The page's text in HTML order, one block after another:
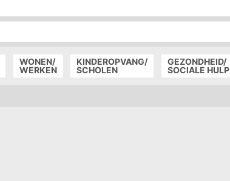
WONEN/
WERKEN
KINDEROPVANG/
SCHOLEN
GEZONDHEID/
SOCIALE HULP